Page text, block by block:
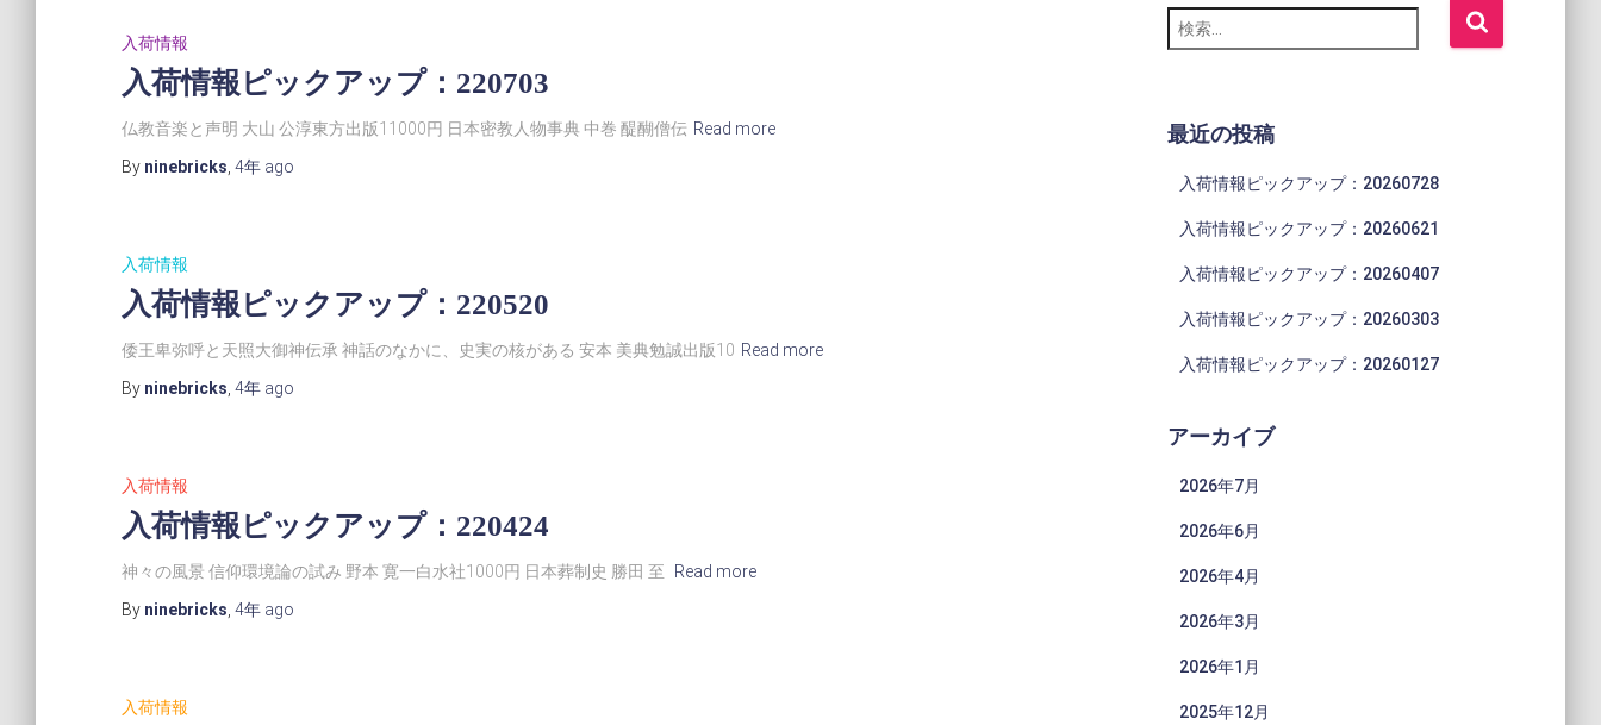
入荷情報
入荷情報ピックアップ：220703
仏教音楽と声明 大山 公淳東方出版11000円 日本密教人物事典 中巻 醍醐僧伝 Read more
By ninebricks 4年 ago
入荷情報
入荷情報ピックアップ：220520
倭王卑弥呼と天照大御神伝承 神話のなかに、史実の核がある 安本 美典勉誠出版10 Read more
By ninebricks 4年 ago
入荷情報
入荷情報ピックアップ：220424
神々の風景 信仰環境論の試み 野本 寛一白水社1000円 日本葬制史 勝田 至
Read more
By ninebricks 4年 ago
入荷情報
検
索
最近の投稿
入荷情報ピックアップ：20260728
入荷情報ピックアップ：20260621
入荷情報ピックアップ：20260407
入荷情報ピックアップ：20260303
入荷情報ピックアップ：20260127
アーカイブ
2026年7月
2026年6月
2026年4月
2026年3月
2026年1月
2025年12月